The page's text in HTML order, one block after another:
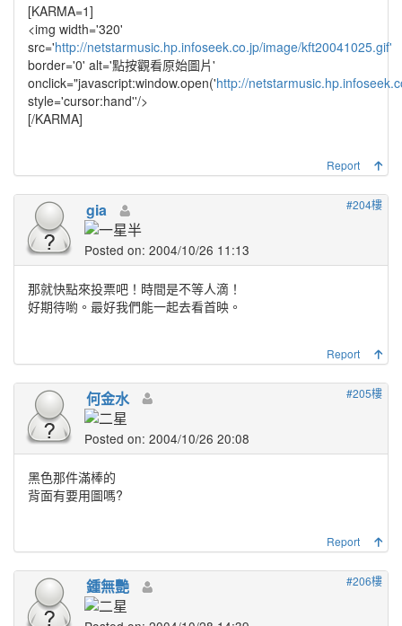
[KARMA=1]
<img width='320'
src='http://netstarmusic.hp.infoseek.co.jp/image/kft20041025.gif'
border='0' alt='點按觀看原始圖片'
onclick="javascript:window.open('http://
style='cursor:hand''/>
[/KARMA]
Report
#204樓
gia
Posted on: 2004/10/26 11:13
那就快點來投票吧！時間是不等人滴！
好期待喲。最好我們能一起去看首映。
Report
#205樓
何金水
Posted on: 2004/10/26 20:08
黑色那件滿棒的
背面有要用圖嗎?
Report
#206樓
鍾無艷